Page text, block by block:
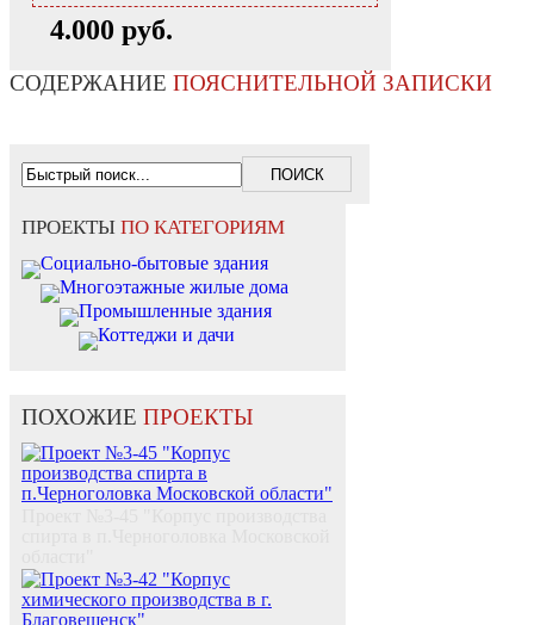
4.000 руб.
СОДЕРЖАНИЕ ПОЯСНИТЕЛЬНОЙ ЗАПИСКИ
ПРОЕКТЫ ПО КАТЕГОРИЯМ
Социально-бытовые здания
Многоэтажные жилые дома
Промышленные здания
Коттеджи и дачи
ПОХОЖИЕ ПРОЕКТЫ